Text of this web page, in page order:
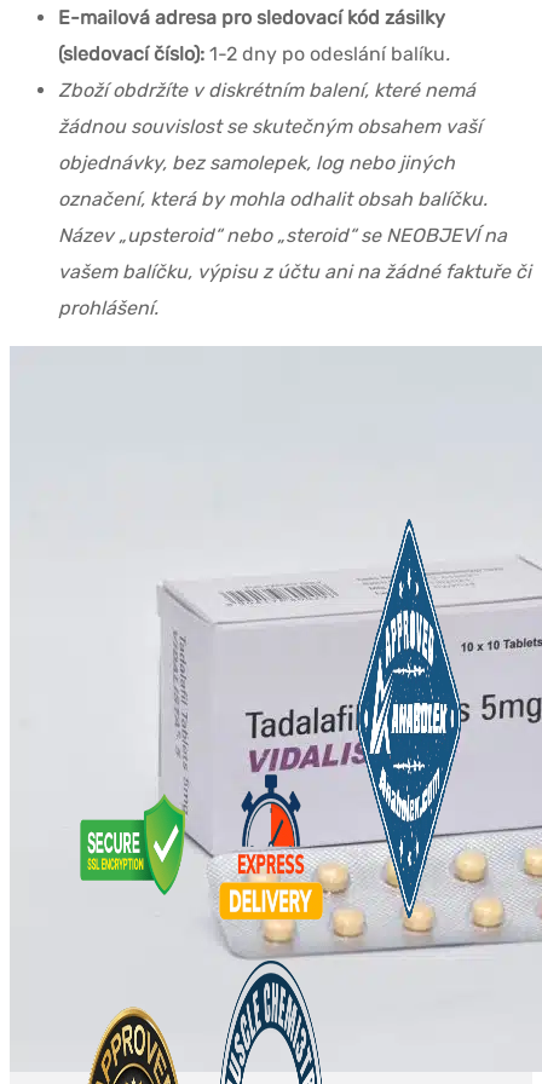
E-mailová adresa pro sledovací kód zásilky
(sledovací číslo): 1-2 dny po odeslání balíku.
Zboží obdržíte v diskrétním balení, které nemá
žádnou souvislost se skutečným obsahem vaší
objednávky, bez samolepek, log nebo jiných
označení, která by mohla odhalit obsah balíčku.
Název „upsteroid“ nebo „steroid“ se NEOBJEVÍ na
vašem balíčku, výpisu z účtu ani na žádné faktuře či
prohlášení.